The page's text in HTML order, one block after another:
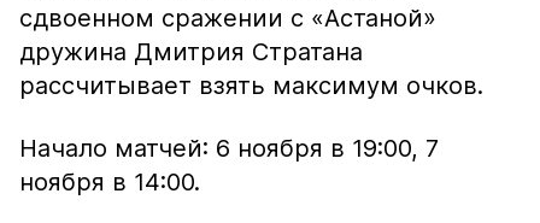
сдвоенном сражении с «Астаной»
дружина Дмитрия Стратана
рассчитывает взять максимум очков.
Начало матчей: 6 ноября в 19:00, 7
ноября в 14:00.